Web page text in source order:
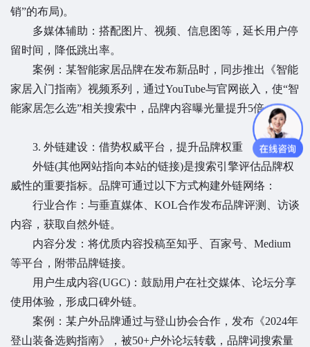
销”的布局)。
多媒体辅助：搭配图片、视频、信息图等，延长用户停
留时间，降低跳出率。
案例：某智能家居品牌在发布新品时，同步推出《智能
家居入门指南》视频系列，通过YouTube与官网嵌入，使“智
能家居怎么选”相关搜索中，品牌内容曝光量提升5倍。
3. 外链建设：借势权威平台，提升品牌权重
外链(其他网站指向本站的链接)是搜索引擎评估品牌权
威性的重要指标。品牌可通过以下方式构建外链网络：
行业合作：与垂直媒体、KOL合作发布品牌评测、访谈
内容，获取自然外链。
内容分发：将优质内容投稿至知乎、百家号、Medium
等平台，附带品牌链接。
用户生成内容(UGC)：鼓励用户在社交媒体、论坛分享
使用体验，形成口碑外链。
案例：某户外品牌通过与登山协会合作，发布《2024年
登山装备选购指南》，被50+户外论坛转载，品牌词搜索量